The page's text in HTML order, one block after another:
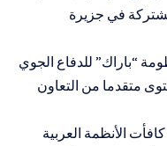
في جزيرة
نشرت عام 2022 منظومة “باراك” للدفاع الجوي
متقدما من التعاون
الأنظمة العربية